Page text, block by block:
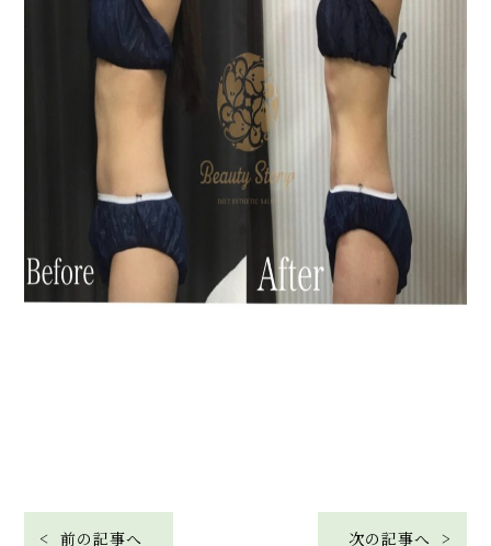
< 前の記事へ 次の記事へ >